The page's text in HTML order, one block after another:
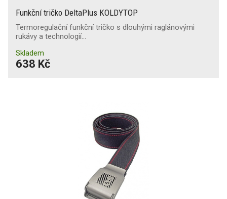
Funkční tričko DeltaPlus KOLDYTOP
Termoregulační funkční tričko s dlouhými raglánovými
rukávy a technologií…
Skladem
638 Kč